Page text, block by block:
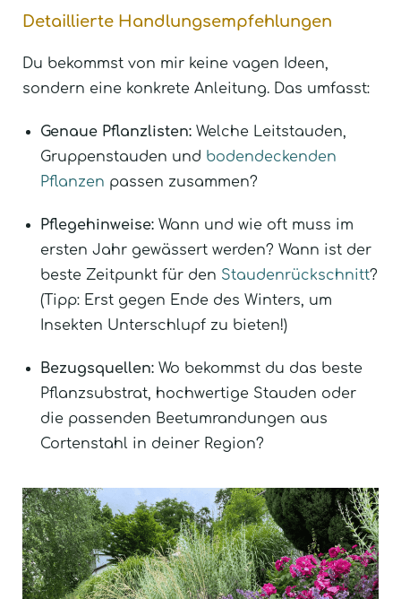
Detaillierte Handlungsempfehlungen
Du bekommst von mir keine vagen Ideen,
sondern eine konkrete Anleitung. Das umfasst:
Genaue Pflanzlisten: Welche Leitstauden,
Gruppenstauden und bodendeckenden
Pflanzen passen zusammen?
Pflegehinweise: Wann und wie oft muss im
ersten Jahr gewässert werden? Wann ist der
beste Zeitpunkt für den Staudenrückschnitt?
(Tipp: Erst gegen Ende des Winters, um
Insekten Unterschlupf zu bieten!)
Bezugsquellen: Wo bekommst du das beste
Pflanzsubstrat, hochwertige Stauden oder
die passenden Beetumrandungen aus
Cortenstahl in deiner Region?